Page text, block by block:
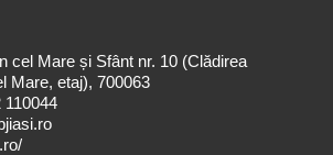
cel Mare și Sfânt nr. 10 (Clădirea
Mare, etaj), 700063
110044